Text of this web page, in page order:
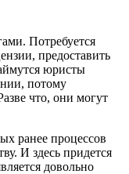
Потребуется
предоставить
юристы
потому
что, они могут
ранее процессов
И здесь придется
довольно